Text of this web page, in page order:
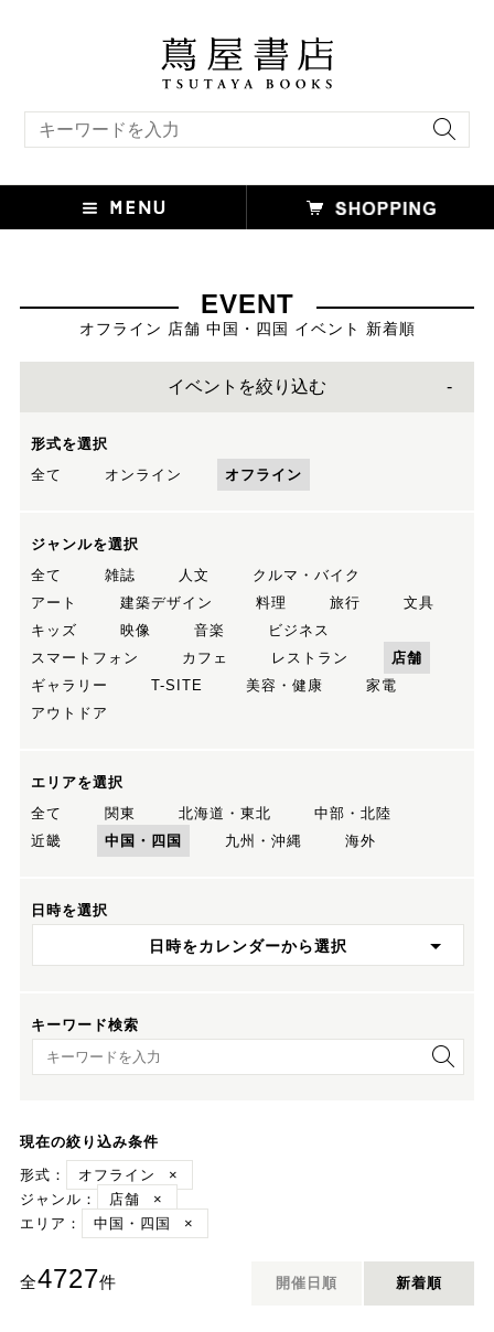
EVENT
オフライン 店舗 中国・四国 イベント 新着順
イベントを絞り込む
形式を選択
全て
オンライン オフライン
ジャンルを選択
全て
雑誌 人文
クルマ・バイク
アート
建築デザイン 料理 旅行
文具
キッズ
映像 音楽
ビジネス
スマートフォン
カフェ レストラン
店舗
ギャラリー
T-SITE 美容・健康
家電
アウトドア
エリアを選択
全て
関東 北海道・東北
中部・北陸
近畿
中国・四国 九州・沖縄 海外
日時を選択
日時をカレンダーから選択
キーワード検索
キーワード検索
現在の絞り込み条件
形式：
オフライン
×
ジャンル：
店舗
×
エリア：
中国・四国 ×
全4727件 開催日順 新着順